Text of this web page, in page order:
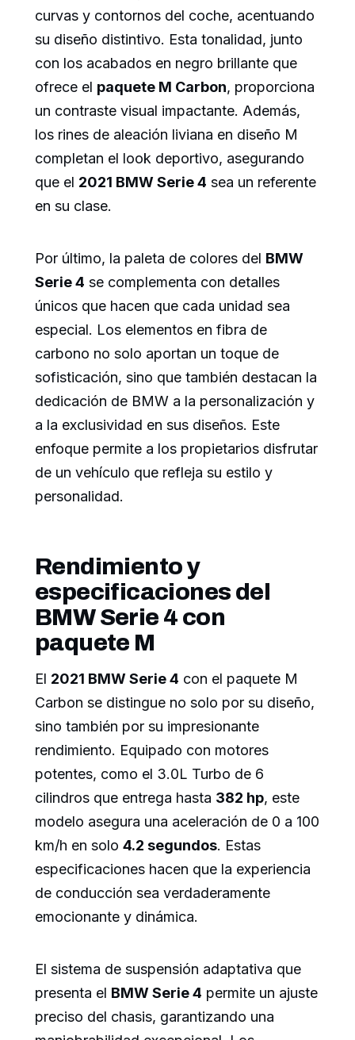
curvas y contornos del coche, acentuando
su diseño distintivo. Esta tonalidad, junto
con los acabados en negro brillante que
ofrece el paquete M Carbon, proporciona
un contraste visual impactante. Además,
los rines de aleación liviana en diseño M
completan el look deportivo, asegurando
que el 2021 BMW Serie 4 sea un referente
en su clase.
Por último, la paleta de colores del BMW
Serie 4 se complementa con detalles
únicos que hacen que cada unidad sea
especial. Los elementos en fibra de
carbono no solo aportan un toque de
sofisticación, sino que también destacan la
dedicación de BMW a la personalización y
a la exclusividad en sus diseños. Este
enfoque permite a los propietarios disfrutar
de un vehículo que refleja su estilo y
personalidad.
Rendimiento y
especificaciones del
BMW Serie 4 con
paquete M
El 2021 BMW Serie 4 con el paquete M
Carbon se distingue no solo por su diseño,
sino también por su impresionante
rendimiento. Equipado con motores
potentes, como el 3.0L Turbo de 6
cilindros que entrega hasta 382 hp, este
modelo asegura una aceleración de 0 a 100
km/h en solo 4.2 segundos. Estas
especificaciones hacen que la experiencia
de conducción sea verdaderamente
emocionante y dinámica.
El sistema de suspensión adaptativa que
presenta el BMW Serie 4 permite un ajuste
preciso del chasis, garantizando una